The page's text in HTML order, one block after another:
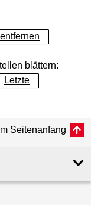
blättern:
Letzte
Seitenanfang